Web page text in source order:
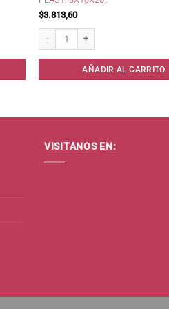
$3.813,60
AÑADIR AL CARRITO
VISITANOS EN: